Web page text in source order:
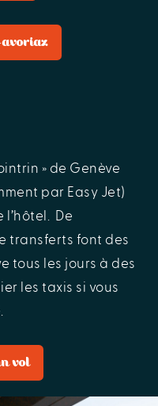
» de Genève
par Easy Jet)
l’hôtel. De
transferts font des
tous les jours à des
les taxis si vous
vol